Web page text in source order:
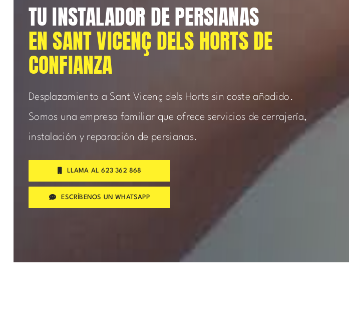
TU INSTALADOR DE PERSIANAS
EN SANT VICENÇ DELS HORTS DE
CONFIANZA
Desplazamiento a Sant Vicenç dels Horts sin coste añadido.
Somos una empresa familiar que ofrece servicios de cerrajería,
instalación y reparación de persianas.
LLAMA AL 623 362 868
ESCRÍBENOS UN WHATSAPP